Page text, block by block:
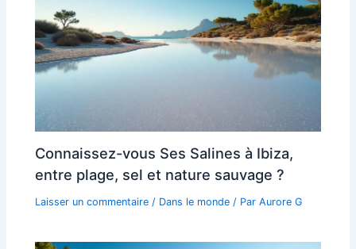
Connaissez-vous Ses Salines à Ibiza,
entre plage, sel et nature sauvage ?
Laisser un commentaire / Dans le monde / ParAurore G